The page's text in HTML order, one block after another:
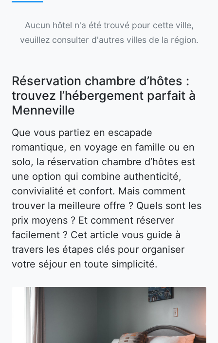
Aucun hôtel n'a été trouvé pour cette ville,
veuillez consulter d'autres villes de la région.
Réservation chambre d’hôtes :
trouvez l’hébergement parfait à
Menneville
Que vous partiez en escapade
romantique, en voyage en famille ou en
solo, la réservation chambre d’hôtes est
une option qui combine authenticité,
convivialité et confort. Mais comment
trouver la meilleure offre ? Quels sont les
prix moyens ? Et comment réserver
facilement ? Cet article vous guide à
travers les étapes clés pour organiser
votre séjour en toute simplicité.